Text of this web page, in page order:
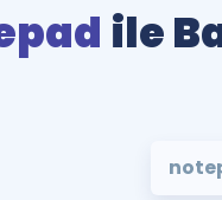
ile